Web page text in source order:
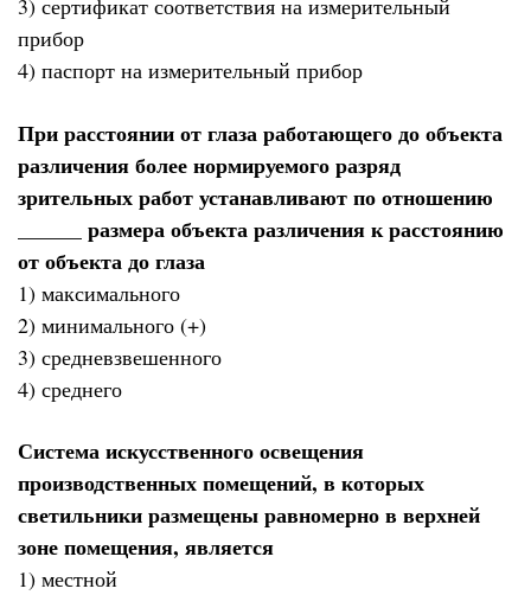
3) сертификат соответствия на измерительный
прибор
4) паспорт на измерительный прибор
При расстоянии от глаза работающего до объекта
различения более нормируемого разряд
зрительных работ устанавливают по отношению
______ размера объекта различения к расстоянию
от объекта до глаза
1) максимального
2) минимального (+)
3) средневзвешенного
4) среднего
Система искусственного освещения
производственных помещений, в которых
светильники размещены равномерно в верхней
зоне помещения, является
1) местной